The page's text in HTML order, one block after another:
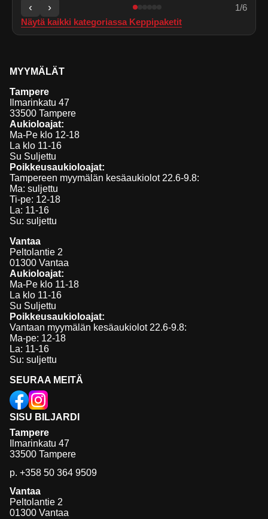
‹ › 1/6
Näytä kaikki kategoriassa Keppipaketit
SISU BILJARDI
Tampere
Ilmarinkatu 47
33500 Tampere
p. +358 50 364 9509
Vantaa
Peltolantie 2
01300 Vantaa
SEURAA MEITÄ
MYYMÄLÄT
Tampere
Ilmarinkatu 47
33500 Tampere
Aukioloajat:
Ma-Pe klo 12-18
La klo 11-16
Su Suljettu
Poikkeusaukioloajat:
Tampereen myymälän kesäaukiolot 22.6-9.8:
Ma: suljettu
Ti-pe: 12-18
La: 11-16
Su: suljettu
Vantaa
Peltolantie 2
01300 Vantaa
Aukioloajat:
Ma-Pe klo 11-18
La klo 11-16
Su Suljettu
Poikkeusaukioloajat:
Vantaan myymälän kesäaukiolot 22.6-9.8:
Ma-pe: 12-18
La: 11-16
Su: suljettu